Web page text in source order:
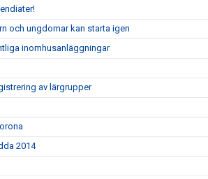
och ungdomar kan starta igen
inomhusanläggningar
av lärgrupper
2014